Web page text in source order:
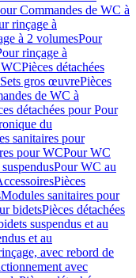
Commandes de WC à
rinçage à
à 2 volumesPour
rinçage à
Pièces détachées
Sets gros œuvrePièces
de WC à
détachées pour Pour
du
sanitaires pour
pour WCPour WC
Pour WC au
Pièces
Modules sanitaires pour
bidetsPièces détachées
suspendus et au
et au
avec rebord de
avec